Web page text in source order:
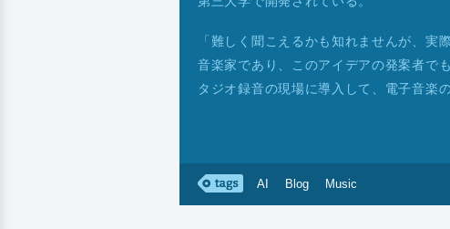
「難しく聞こえるかも知れませんが、実
音楽家であり、このアイデアの発案者で
タジオ録音の現場に導入して、電子音楽
AI Blog Music